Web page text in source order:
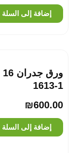
إضافة إلى السلة
‎1613-1
₪600.00
إضافة إلى السلة